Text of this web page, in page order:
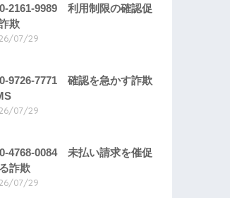
2161-9989 利用制限の確認促
欺
07/29
9726-7771 確認を急かす詐欺
07/29
4768-0084 未払い請求を催促
詐欺
07/29